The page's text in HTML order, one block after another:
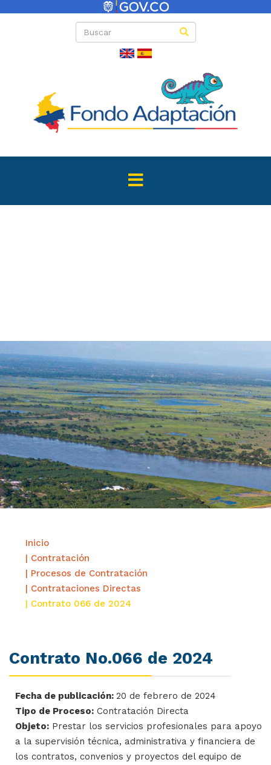
Directas
Inicio
| Contratación
| Procesos de Contratación
| Contrataciones Directas
| Contrato 066 de 2024
Contrato No.066 de 2024
Fecha de publicación: 20 de febrero de 2024
Tipo de Proceso: Contratación Directa
Objeto: Prestar los servicios profesionales para apoyo
a la supervisión técnica, administrativa y financiera de
los contratos, convenios y proyectos del equipo de